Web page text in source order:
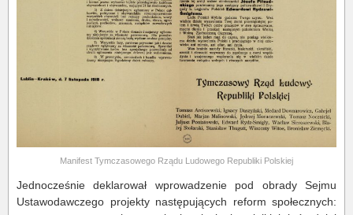
Manifest Tymczasowego Rządu Ludowego Republiki Polskiej
Jednocześnie deklarował wprowadzenie pod obrady Sejmu
Ustawodawczego projekty następujących reform społecznych: